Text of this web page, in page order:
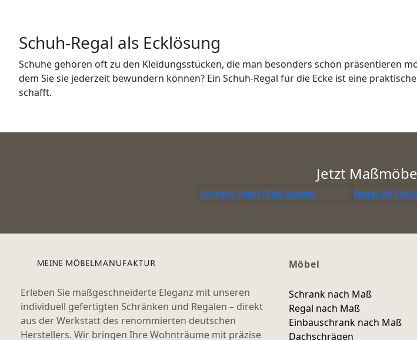
Schuh-Regal als Ecklösung
Schuhe gehören oft zu den Kleidungsstücken, die man besonders schön präsentieren
dem Sie sie jederzeit bewundern können? Ein Schuh-Regal für die Ecke ist eine
schafft.
Jetzt
Schrank nach Maß planen Regal als
Erleben Sie maßgeschneiderte Eleganz mit unseren
individuell gefertigten Schränken und Regalen – direkt
aus der Werkstatt des renommierten deutschen
Herstellers. Wir bringen Ihre Wohnträume mit präzise
Möbel
Schrank nach Maß
Regal nach Maß
Einbauschrank nach Maß
Dachschrägen